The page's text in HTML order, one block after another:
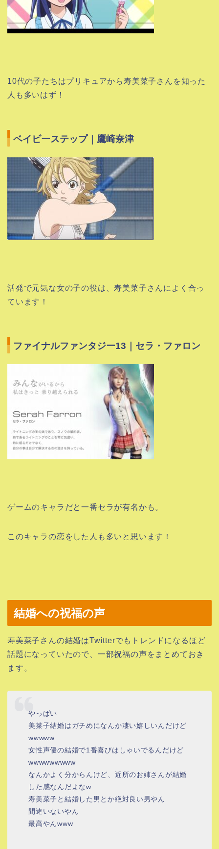
10代の子たちはプリキュアから寿美菜子さんを知った
人も多いはず！
ベイビーステップ｜鷹崎奈津
活発で元気な女の子の役は、寿美菜子さんによく合っ
ています！
ファイナルファンタジー13｜セラ・ファロン
ゲームのキャラだと一番セラが有名かも。
このキャラの恋をした人も多いと思います！
結婚への祝福の声
寿美菜子さんの結婚はTwitterでもトレンドになるほど
話題になっていたので、一部祝福の声をまとめておき
ます。
やっばい
美菜子結婚はガチめになんか凄い嬉しいんだけど
wwwww
女性声優の結婚で1番喜びはしゃいでるんだけど
wwwwwwwww
なんかよく分からんけど、近所のお姉さんが結婚
した感なんだよなw
寿美菜子と結婚した男とか絶対良い男やん
間違いないやん
最高やんwww